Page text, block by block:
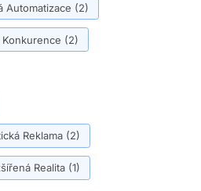
Automatizace (2)
(2)
Reklama(2)
Realita(1)